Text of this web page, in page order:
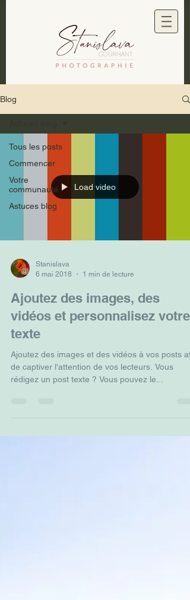
Blog
Tous les posts
Commencer
Votre
communauté
Astuces blog
Load video
Stanislava
6 mai 2018
1 min de lecture
Ajoutez des images, des
vidéos et personnalisez votre
texte
Ajoutez des images et des vidéos à vos posts
de captiver l'attention de vos lecteurs. Vous
rédigez un post texte ? Vous pouvez le...